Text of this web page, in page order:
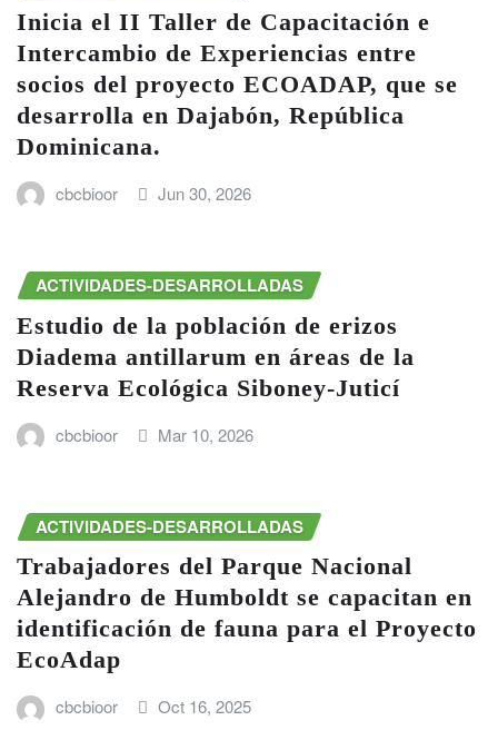
Inicia el II Taller de Capacitación e
Intercambio de Experiencias entre
socios del proyecto ECOADAP, que se
desarrolla en Dajabón, República
Dominicana.
cbcbioor Jun 30, 2026
ACTIVIDADES-DESARROLLADAS
Estudio de la población de erizos
Diadema antillarum en áreas de la
Reserva Ecológica Siboney-Juticí
cbcbioor Mar 10, 2026
ACTIVIDADES-DESARROLLADAS
Trabajadores del Parque Nacional
Alejandro de Humboldt se capacitan en
identificación de fauna para el Proyecto
EcoAdap
cbcbioor Oct 16, 2025